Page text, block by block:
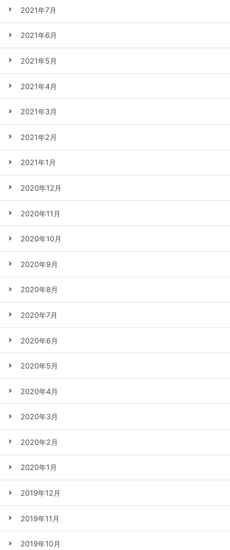
2021年7月
2021年6月
2021年5月
2021年4月
2021年3月
2021年2月
2021年1月
2020年12月
2020年11月
2020年10月
2020年9月
2020年8月
2020年7月
2020年6月
2020年5月
2020年4月
2020年3月
2020年2月
2020年1月
2019年12月
2019年11月
2019年10月